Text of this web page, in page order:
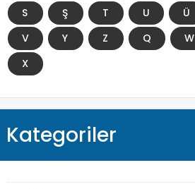
S
Ş T U
Ü
V
Y Z Q
W
X
Kategoriler